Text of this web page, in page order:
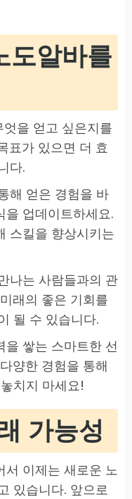
도알바를
을 얻고 싶은지를
표가 있으면 더 효
다.
해 얻은 경험을 바
을 업데이트하세요.
스킬을 향상시키는
나는 사람들과의 관
래의 좋은 기회를
될 수 있습니다.
을 쌓는 스마트한 선
양한 경험을 통해
치지 마세요!
가능성
서 이제는 새로운 노
있습니다. 앞으로